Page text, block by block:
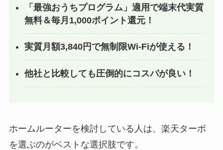
「最強おうちプログラム」適用で端末代実質
無料＆毎月1,000ポイント還元！
実質月額3,840円で無制限Wi-Fiが使える！
他社と比較しても圧倒的にコスパが良い！
ホームルーターを検討している人は、楽天ターボ
を選ぶのがベストな選択肢です。